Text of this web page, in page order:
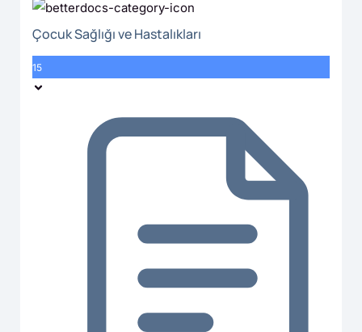
Çocuk Sağlığı ve Hastalıkları
15